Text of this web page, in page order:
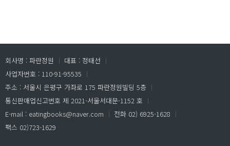
회사명 : 파란정원 ㅣ 대표 : 정태선 ㅣ
사업자번호 : 110-91-95535 ㅣ
주소 : 서울시 은평구 가좌로 175 파란정원빌딩 5층 ㅣ
통신판매업신고번호 제 2021-서울서대문-1152 호 ㅣ
E-mail : eatingbooks@naver.com ㅣ 전화 02) 6925-1628 ㅣ
팩스 02)723-1629